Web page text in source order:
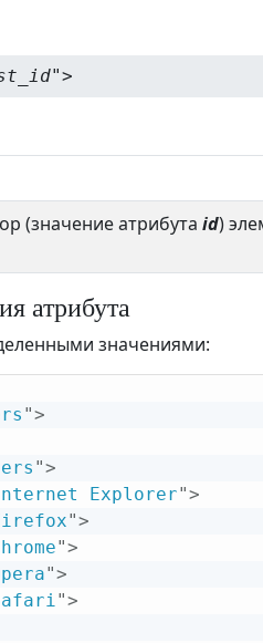
">
(значение атрибута id)
атрибута
значениями:
">
">
Explorer">
">
">
">
">